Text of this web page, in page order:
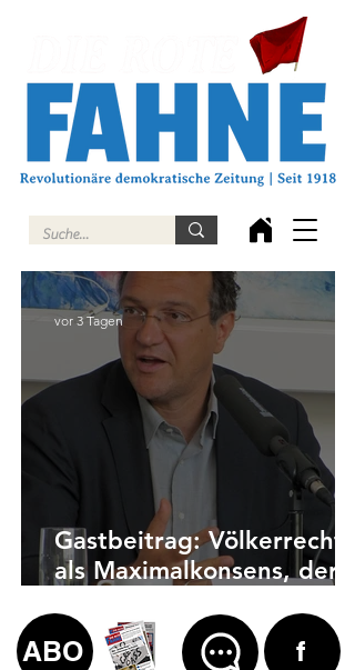
Gastbeitrag: Völkerrecht
als Maximalkonsens, der
vor 3 Tagen
ABO f